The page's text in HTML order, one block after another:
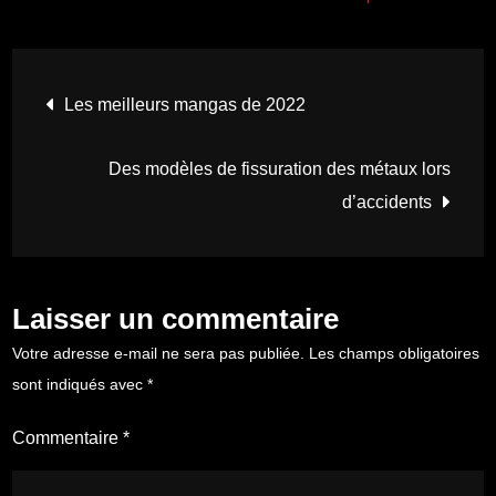
Navigation
Les meilleurs mangas de 2022
Des modèles de fissuration des métaux lors
d’accidents
Laisser un commentaire
Votre adresse e-mail ne sera pas publiée. Les champs obligatoires
sont indiqués avec*
Commentaire*